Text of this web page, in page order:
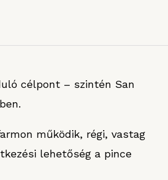
célpont – szintén San
működik, régi, vastag
lehetőség a pince